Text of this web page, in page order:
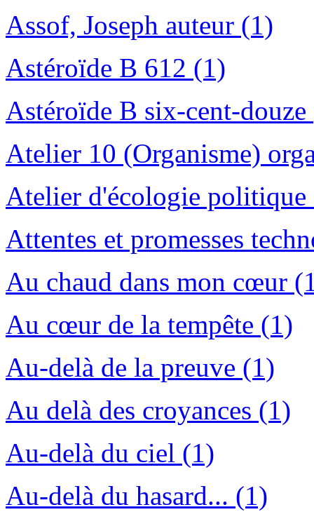
Assof, Joseph auteur (1)
Astéroïde B 612 (1)
Astéroïde B six-cent-douze
Atelier 10 (Organisme)
Atelier d'écologie politique
Attentes et promesses
Au chaud dans mon cœur
Au cœur de la tempête (1)
Au-delà de la preuve (1)
Au delà des croyances (1)
Au-delà du ciel (1)
Au-delà du hasard... (1)